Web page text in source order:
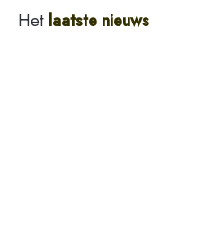
Het laatste nieuws